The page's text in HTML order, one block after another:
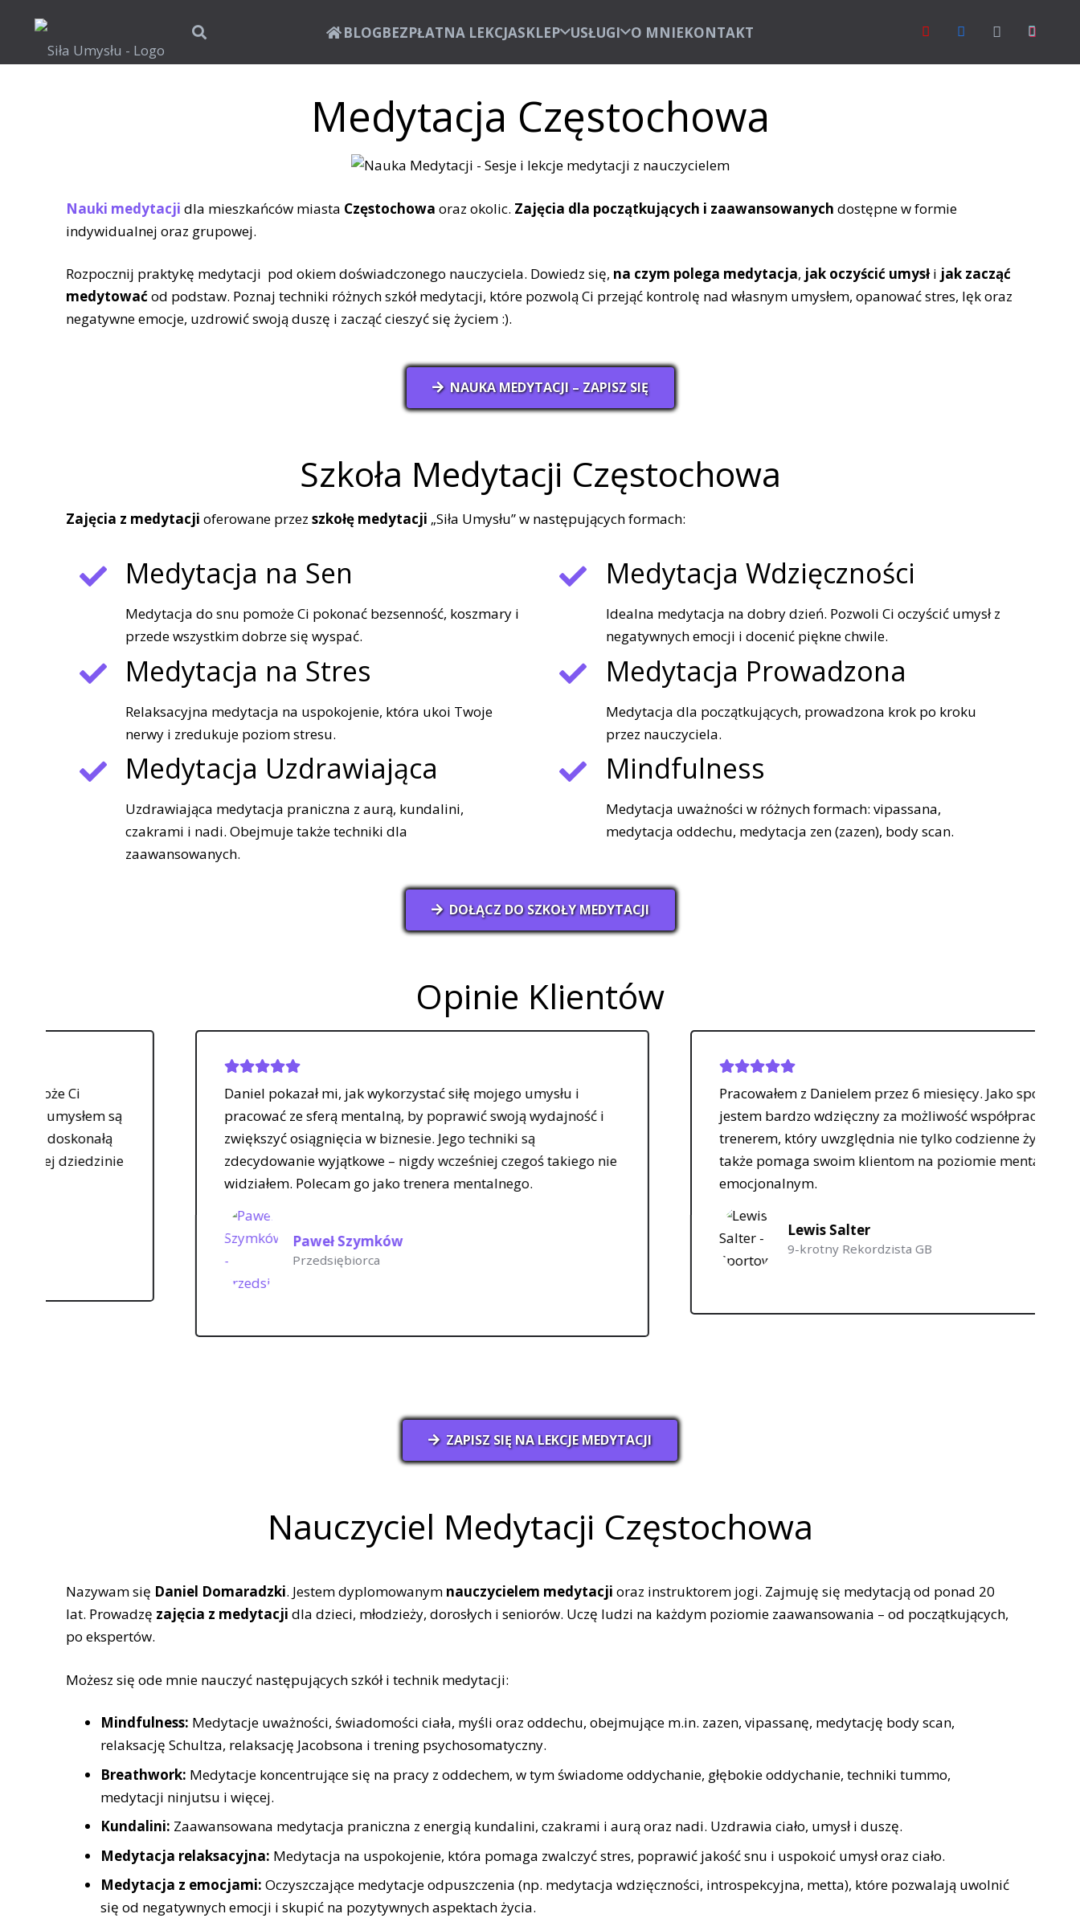
BLOGBEZPŁATNA LEKCJASKLEP USŁUGI O MNIEKONTAKT
Medytacja Częstochowa
Nauki medytacji dla mieszkańców miasta Częstochowa oraz okolic. Zajęcia dla początkujących i zaawansowanych dostępne w formie
indywidualnej oraz grupowej.
Rozpocznij praktykę medytacji pod okiem doświadczonego nauczyciela. Dowiedz się, na czym polega medytacja, jak oczyścić umysłi jak zacząć
medytować od podstaw. Poznaj techniki różnych szkół medytacji, które pozwolą Ci przejąć kontrolę nad własnym umysłem, opanować stres, lęk oraz
negatywne emocje, uzdrowić swoją duszę i zacząć cieszyć się życiem :).
NAUKA MEDYTACJI – ZAPISZ SIĘ
Szkoła Medytacji Częstochowa
Zajęcia z medytacji oferowane przez szkołę medytacji „Siła Umysłu” w następujących formach:
Medytacja na Sen
Medytacja do snu pomoże Ci pokonać bezsenność, koszmary i
przede wszystkim dobrze się wyspać.
Medytacja na Stres
Relaksacyjna medytacja na uspokojenie, która ukoi Twoje
nerwy i zredukuje poziom stresu.
Medytacja Uzdrawiająca
Uzdrawiająca medytacja praniczna z aurą, kundalini,
czakrami i nadi. Obejmuje także techniki dla
zaawansowanych.
Medytacja Wdzięczności
Idealna medytacja na dobry dzień. Pozwoli Ci oczyścić umysł z
negatywnych emocji i docenić piękne chwile.
Medytacja Prowadzona
Medytacja dla początkujących, prowadzona krok po kroku
przez nauczyciela.
Mindfulness
Medytacja uważności w różnych formach: vipassana,
medytacja oddechu, medytacja zen (zazen), body scan.
DOŁĄCZ DO SZKOŁY MEDYTACJI
Opinie Klientów
Daniel pokazał mi, jak wykorzystać siłę mojego umysłu i
pracować ze sferą mentalną, by poprawić swoją wydajność i
zwiększyć osiągnięcia w biznesie. Jego techniki są
zdecydowanie wyjątkowe – nigdy wcześniej czegoś takiego nie
widziałem. Polecam go jako trenera mentalnego.
Paweł Szymków
Przedsiębiorca
Pracowałem z Danielem przez 6 miesięcy. Jako sportowiec
jestem bardzo wdzięczny za możliwość współpracy z
trenerem, który uwzględnia nie tylko codzienne życie, ale
także pomaga swoim klientom na poziomie mentalnym i
Lewis Salter
9-krotny Rekordzista GB
ZAPISZ SIĘ NA LEKCJE MEDYTACJI
Nauczyciel Medytacji Częstochowa
Nazywam się Daniel Domaradzki. Jestem dyplomowanym nauczycielem medytacji oraz instruktorem jogi. Zajmuję się medytacją od ponad 20
lat. Prowadzę zajęcia z medytacji dla dzieci, młodzieży, dorosłych i seniorów. Uczę ludzi na każdym poziomie zaawansowania – od początkujących,
po ekspertów.
Możesz się ode mnie nauczyć następujących szkół i technik medytacji:
Mindfulness: Medytacje uważności, świadomości ciała, myśli oraz oddechu, obejmujące m.in. zazen, vipassanę, medytację body scan,
relaksację Schultza, relaksację Jacobsona i trening psychosomatyczny.
Breathwork: Medytacje koncentrujące się na pracy z oddechem, w tym świadome oddychanie, głębokie oddychanie, techniki tummo,
medytacji ninjutsu i więcej.
Kundalini: Zaawansowana medytacja praniczna z energią kundalini, czakrami i aurą oraz nadi. Uzdrawia ciało, umysł i duszę.
Medytacja relaksacyjna: Medytacja na uspokojenie, która pomaga zwalczyć stres, poprawić jakość snu i uspokoić umysł oraz ciało.
Medytacja z emocjami: Oczyszczające medytacje odpuszczenia (np. medytacja wdzięczności, introspekcyjna, metta), które pozwalają uwolnić
się od negatywnych emocji i skupić na pozytywnych aspektach życia.